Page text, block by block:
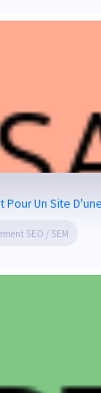
Pour Un Site
SEO / SEM